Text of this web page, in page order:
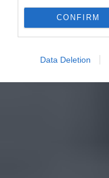
CONFIRM
Data Deletion